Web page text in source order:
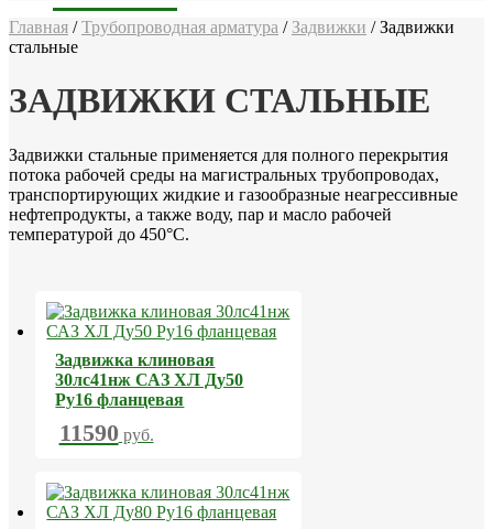
Главная /Трубопроводная арматура / Задвижки /Задвижки
стальные
ЗАДВИЖКИ СТАЛЬНЫЕ
Задвижки стальные применяется для полного перекрытия
потока рабочей среды на магистральных трубопроводах,
транспортирующих жидкие и газообразные неагрессивные
нефтепродукты, а также воду, пар и масло рабочей
температурой до 450°С.
Задвижка клиновая
30лс41нж САЗ ХЛ Ду50
Ру16 фланцевая
11590 руб.